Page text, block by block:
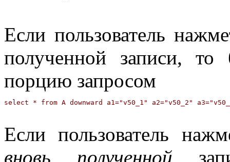
Если пользователь
полученной записи, то
порцию запросом
Если пользователь
вновь полученной